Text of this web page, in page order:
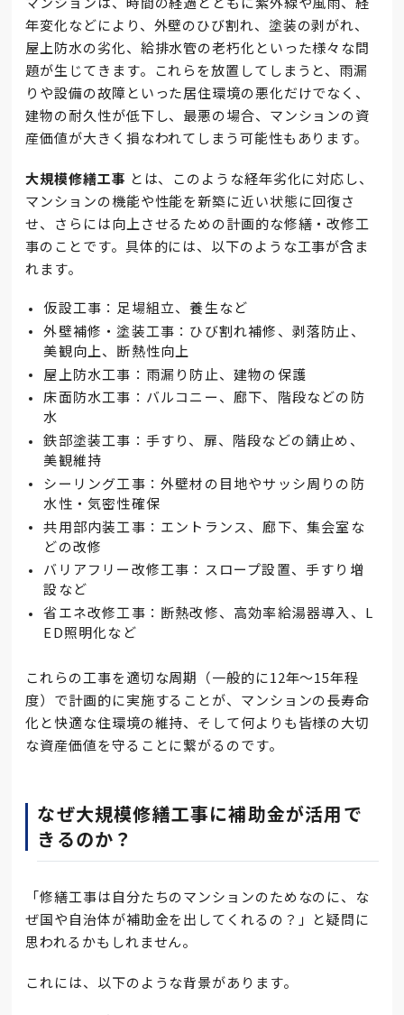
年変化などにより、外壁のひび割れ、塗装の剥がれ、
屋上防水の劣化、給排水管の老朽化といった様々な問
題が生じてきます。これらを放置してしまうと、雨漏
りや設備の故障といった居住環境の悪化だけでなく、
建物の耐久性が低下し、最悪の場合、マンションの資
産価値が大きく損なわれてしまう可能性もあります。
大規模修繕工事 とは、このような経年劣化に対応し、
マンションの機能や性能を新築に近い状態に回復さ
せ、さらには向上させるための計画的な修繕・改修工
事のことです。具体的には、以下のような工事が含ま
れます。
仮設工事：足場組立、養生など
外壁補修・塗装工事：ひび割れ補修、剥落防止、
美観向上、断熱性向上
屋上防水工事：雨漏り防止、建物の保護
床面防水工事：バルコニー、廊下、階段などの防
水
鉄部塗装工事：手すり、扉、階段などの錆止め、
美観維持
シーリング工事：外壁材の目地やサッシ周りの防
水性・気密性確保
共用部内装工事：エントランス、廊下、集会室な
どの改修
バリアフリー改修工事：スロープ設置、手すり増
設など
省エネ改修工事：断熱改修、高効率給湯器導入、L
ED照明化など
これらの工事を適切な周期（一般的に12年～15年程
度）で計画的に実施することが、マンションの長寿命
化と快適な住環境の維持、そして何よりも皆様の大切
な資産価値を守ることに繋がるのです。
なぜ大規模修繕工事に補助金が活用で
きるのか？
「修繕工事は自分たちのマンションのためなのに、な
ぜ国や自治体が補助金を出してくれるの？」と疑問に
思われるかもしれません。
これには、以下のような背景があります。